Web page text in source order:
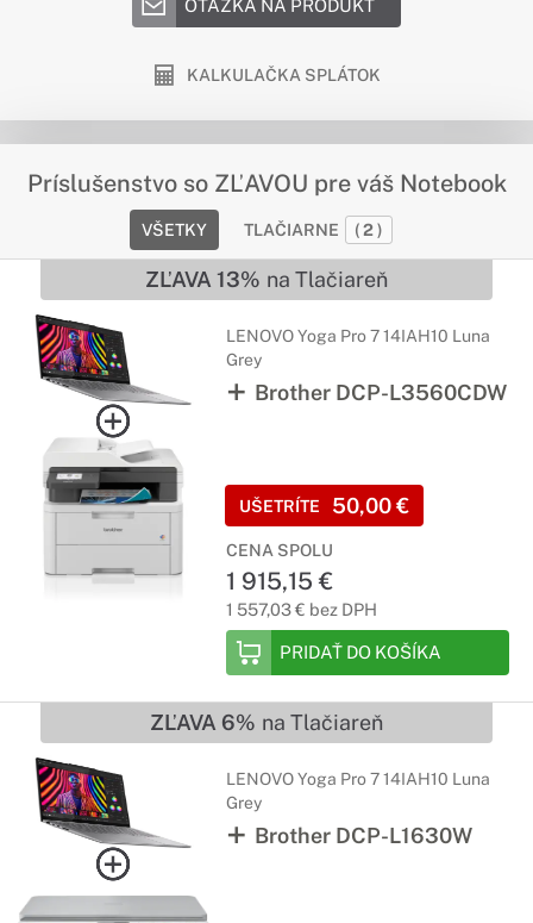
OTÁZKA NA PRODUKT
KALKULAČKA SPLÁTOK
Príslušenstvo so ZĽAVOU pre váš Notebook
VŠETKY TLAČIARNE ( 2 )
ZĽAVA 13% na Tlačiareň
LENOVO Yoga Pro 7 14IAH10 Luna
Grey
Brother DCP-L3560CDW
UŠETRÍTE 50,00 €
CENA SPOLU
1 915,15 €
1 557,03 € bez DPH
PRIDAŤ DO KOŠÍKA
ZĽAVA 6% na Tlačiareň
LENOVO Yoga Pro 7 14IAH10 Luna
Grey
Brother DCP-L1630W